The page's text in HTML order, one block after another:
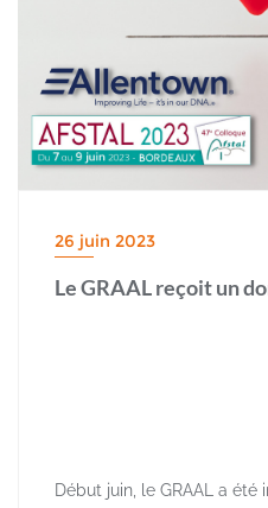
26 juin 2023
Le GRAAL reçoit un
Début juin, le GRAAL a